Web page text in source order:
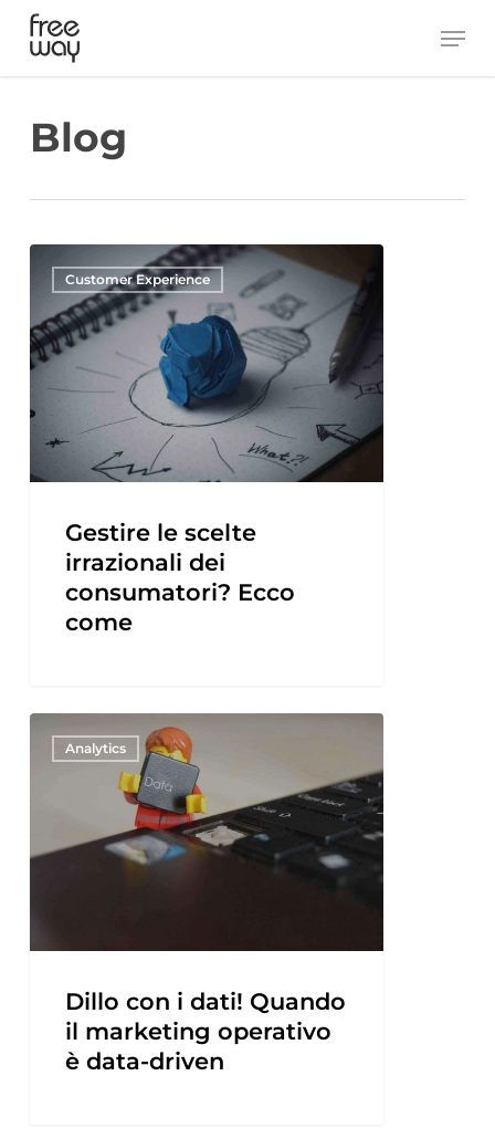
Skip
main
Blog
Customer Experience
Gestire le scelte
irrazionali dei
consumatori? Ecco
come
Analytics
Dillo con i dati! Quando
il marketing operativo
è data-driven